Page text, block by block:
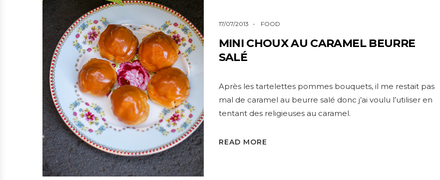
17/07/2013 FOOD
MINI CHOUX AU CARAMEL BEURRE
SALÉ
Après les tartelettes pommes bouquets, il me restait pas
mal de caramel au beurre salé donc j’ai voulu l’utiliser en
tentant des religieuses au caramel.
READ MORE